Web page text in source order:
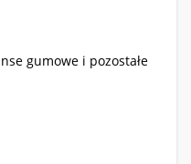
gumowe i pozostałe